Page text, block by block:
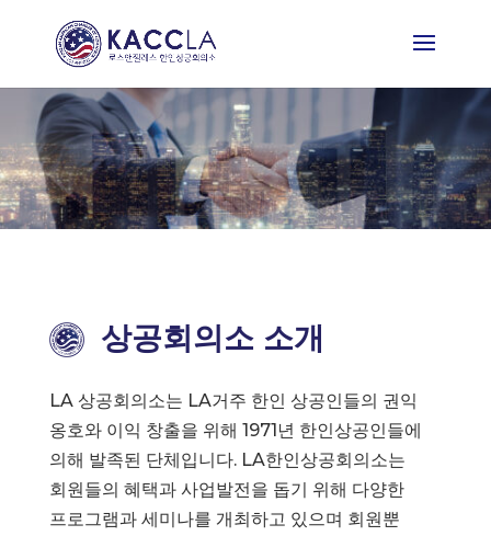
상공회의소 소개
LA 상공회의소는 LA거주 한인 상공인들의 권익
옹호와 이익 창출을 위해 1971년 한인상공인들에
의해 발족된 단체입니다. LA한인상공회의소는
회원들의 혜택과 사업발전을 돕기 위해 다양한
프로그램과 세미나를 개최하고 있으며 회원뿐